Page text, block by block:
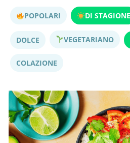
POPOLARI DI STAGIONE
DOLCE VEGETARIANO
COLAZIONE